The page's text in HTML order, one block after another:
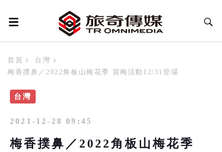
首頁
台灣
梅香撲鼻／2022角板山梅花季 賞梅活動12/31登場
台灣
2021-12-28 09:45
梅香撲鼻／2022角板山梅花季